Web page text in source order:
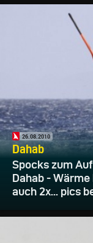
26.08.2010
Dahab
Spocks zum
Dahab -
auch 2x... pics